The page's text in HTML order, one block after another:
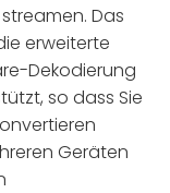
Das
erweiterte
Dekodierung
so dass Sie
Geräten